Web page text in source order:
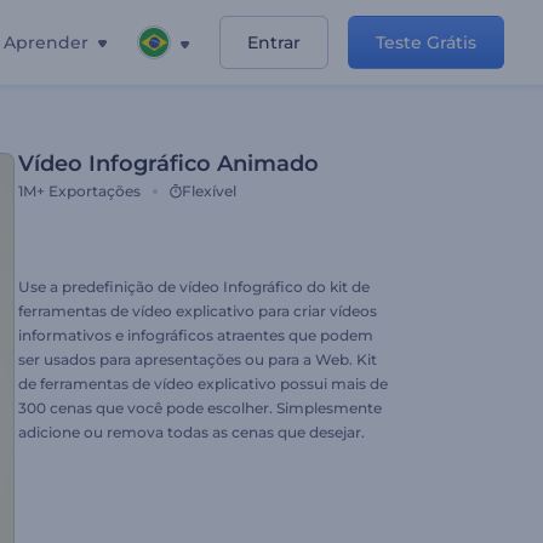
Aprender Entrar Teste Grátis
Vídeo Infográfico Animado
1M+ Exportações Flexível
Use a predefinição de vídeo Infográfico do kit de
ferramentas de vídeo explicativo para criar vídeos
informativos e infográficos atraentes que podem
ser usados para apresentações ou para a Web. Kit
de ferramentas de vídeo explicativo possui mais de
300 cenas que você pode escolher. Simplesmente
adicione ou remova todas as cenas que desejar.